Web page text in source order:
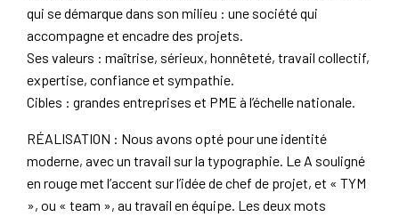
qui se démarque dans son milieu : une société qui
accompagne et encadre des projets.
Ses valeurs : maîtrise, sérieux, honnêteté, travail collectif,
expertise, confiance et sympathie.
Cibles : grandes entreprises et PME à l’échelle nationale.
RÉALISATION : Nous avons opté pour une identité
moderne, avec un travail sur la typographie. Le A souligné
en rouge met l’accent sur l’idée de chef de projet, et « TYM
», ou « team », au travail en équipe. Les deux mots